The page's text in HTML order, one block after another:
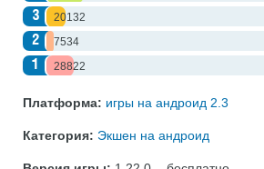
3 20132
2 7534
1 28822
Платформа: игры на андроид 2.3
Категория: Экшен на андроид